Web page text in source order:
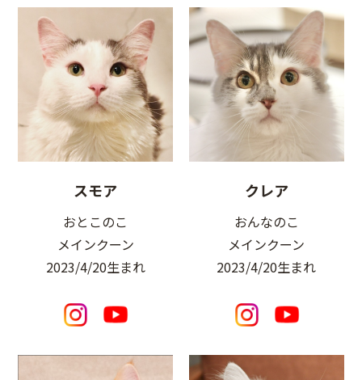
スモア
おとこのこ
メインクーン
2023/4/20生まれ
クレア
おんなのこ
メインクーン
2023/4/20生まれ